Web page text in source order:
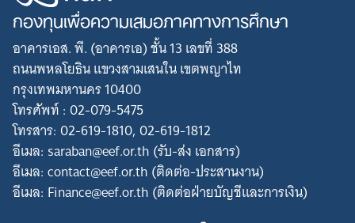
กองทุนเพื่อความเสมอภาคทางการศึกษา
อาคารเอส. พี. (อาคารเอ) ชั้น 13 เลขที่ 388
ถนนพหลโยธิน แขวงสามเสนใน เขตพญาไท
กรุงเทพมหานคร 10400
โทรศัพท์ : 02-079-5475
โทรสาร: 02-619-1810, 02-619-1812
อีเมล: saraban@eef.or.th (รับ-ส่ง เอกสาร)
อีเมล: contact@eef.or.th (ติดต่อ-ประสานงาน)
อีเมล: Finance@eef.or.th (ติดต่อฝ่ายบัญชีและการเงิน)